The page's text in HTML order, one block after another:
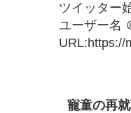
ツイッター
ユーザー名
URL:https://
寵童の再